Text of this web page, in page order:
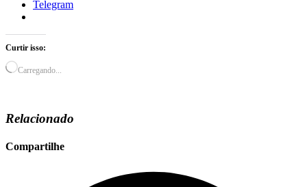
Telegram
Curtir isso:
Carregando...
Relacionado
Compartilhe